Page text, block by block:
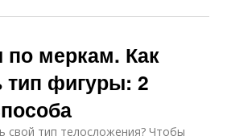
меркам. Как
тип фигуры: 2
свой тип телосложения? Чтобы